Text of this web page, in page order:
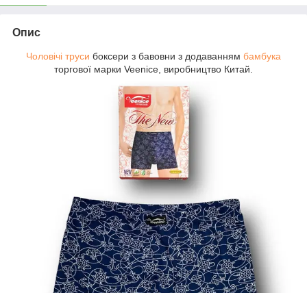
Опис
Чоловічі труси боксери з бавовни з додаванням бамбука
торгової марки Veenice, виробництво Китай.